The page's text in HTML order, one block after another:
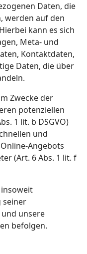
Daten, die
werden auf den
kann es sich
Meta- und
Kontaktdaten,
Daten, die über
Zwecke der
potenziellen
1 lit. b DSGVO)
und
Angebots
(Art. 6 Abs. 1 lit. f
seiner
unsere
befolgen.